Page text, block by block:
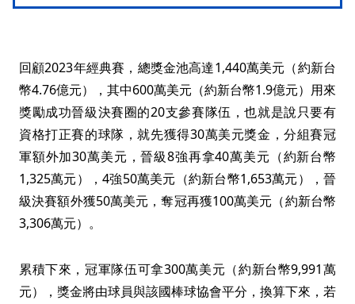
回顧2023年經典賽，總獎金池高達1,440萬美元（約新台
幣4.76億元），其中600萬美元（約新台幣1.9億元）用來
獎勵成功晉級決賽圈的20支參賽隊伍，也就是說只要有
資格打正賽的球隊，就先獲得30萬美元獎金，分組賽冠
軍額外加30萬美元，晉級8強再拿40萬美元（約新台幣
1,325萬元），4強50萬美元（約新台幣1,653萬元），晉
級決賽額外獲50萬美元，奪冠再獲100萬美元（約新台幣
3,306萬元）。
累積下來，冠軍隊伍可拿300萬美元（約新台幣9,991萬
元），獎金將由球員與該國棒球協會平分，換算下來，若